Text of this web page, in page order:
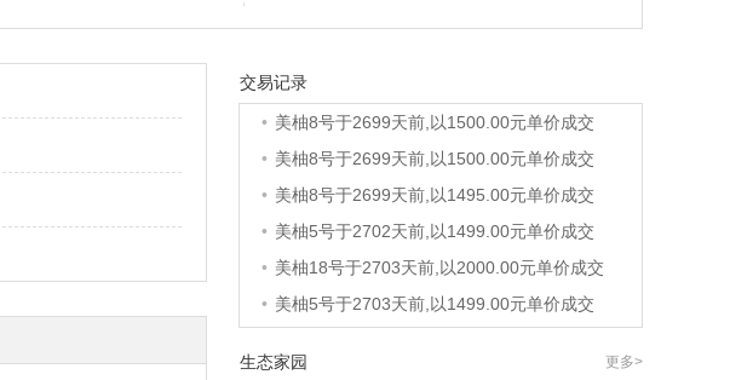
交易记录
• 美柚36号于2692天前,以1200.00元单价成交
• 美柚8号于2699天前,以1500.00元单价成交
• 美柚8号于2699天前,以1500.00元单价成交
• 美柚8号于2699天前,以1495.00元单价成交
• 美柚5号于2702天前,以1499.00元单价成交
• 美柚18号于2703天前,以2000.00元单价成交
• 美柚5号于2703天前,以1499.00元单价成交
生态家园 更多>